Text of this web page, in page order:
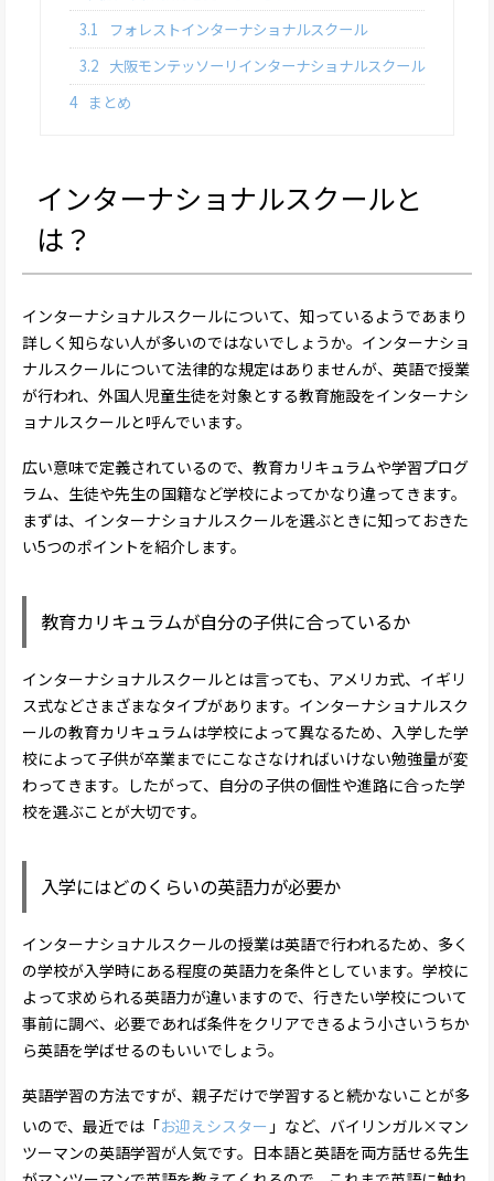
3.1
フォレストインターナショナルスクール
3.2 大阪モンテッソーリインターナショナルスクール
4
まとめ
インターナショナルスクールと
は？
インターナショナルスクールについて、知っているようであまり
詳しく知らない人が多いのではないでしょうか。インターナショ
ナルスクールについて法律的な規定はありませんが、英語で授業
が行われ、外国人児童生徒を対象とする教育施設をインターナシ
ョナルスクールと呼んでいます。
広い意味で定義されているので、教育カリキュラムや学習プログ
ラム、生徒や先生の国籍など学校によってかなり違ってきます。
まずは、インターナショナルスクールを選ぶときに知っておきた
い5つのポイントを紹介します。
教育カリキュラムが自分の子供に合っているか
インターナショナルスクールとは言っても、アメリカ式、イギリ
ス式などさまざまなタイプがあります。インターナショナルスク
ールの教育カリキュラムは学校によって異なるため、入学した学
校によって子供が卒業までにこなさなければいけない勉強量が変
わってきます。したがって、自分の子供の個性や進路に合った学
校を選ぶことが大切です。
入学にはどのくらいの英語力が必要か
インターナショナルスクールの授業は英語で行われるため、多く
の学校が入学時にある程度の英語力を条件としています。学校に
よって求められる英語力が違いますので、行きたい学校について
事前に調べ、必要であれば条件をクリアできるよう小さいうちか
ら英語を学ばせるのもいいでしょう。
英語学習の方法ですが、親子だけで学習すると続かないことが多
いので、最近では「お迎えシスター 」など、バイリンガル×マン
ツーマンの英語学習が人気です。日本語と英語を両方話せる先生